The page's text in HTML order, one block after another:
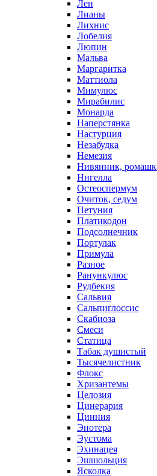
Лен
Лианы
Лихнис
Лобелия
Люпин
Мальва
Маргаритка
Маттиола
Мимулюс
Мирабилис
Монарда
Наперстянка
Настурция
Незабудка
Немезия
Нивянник,
Нигелла
Остеоспермум
Очиток, седум
Петуния
Платикодон
Подсолнечник
Портулак
Примула
Разное
Ранункулюс
Рудбекия
Сальвия
Сальпиглоссис
Скабиоза
Смеси
Статица
Табак душистый
Тысячелистник
Флокс
Хризантемы
Целозия
Цинерария
Цинния
Энотера
Эустома
Эхинацея
Эшшольция
Ясколка